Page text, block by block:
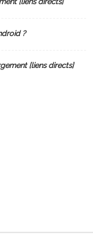
?
[liens directs]